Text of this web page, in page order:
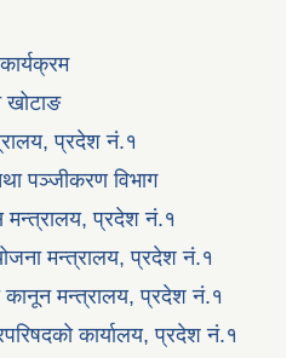
खोटाङ
प्रदेश नं.१
पञ्जीकरण विभाग
मन्त्रालय, प्रदेश नं.१
मन्त्रालय, प्रदेश नं.१
कानून मन्त्रालय, प्रदेश नं.१
कार्यालय, प्रदेश नं.१